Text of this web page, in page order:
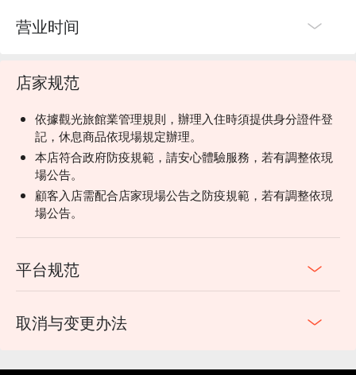
营业时间
店家规范
依據觀光旅館業管理規則，辦理入住時須提供身分證件登
記，休息商品依現場規定辦理。
本店符合政府防疫規範，請安心體驗服務，若有調整依現
場公告。
顧客入店需配合店家現場公告之防疫規範，若有調整依現
場公告。
平台规范
取消与变更办法